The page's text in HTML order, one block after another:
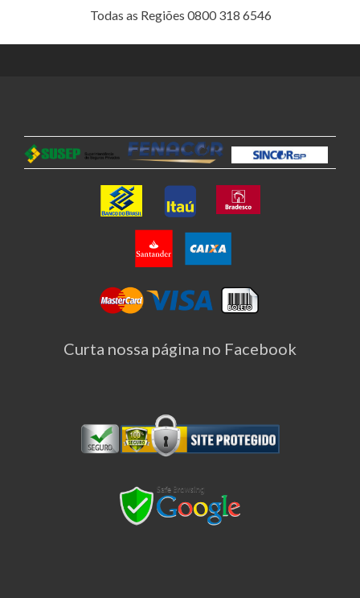
Todas as Regiões 0800 318 6546
Curta nossa página no Facebook